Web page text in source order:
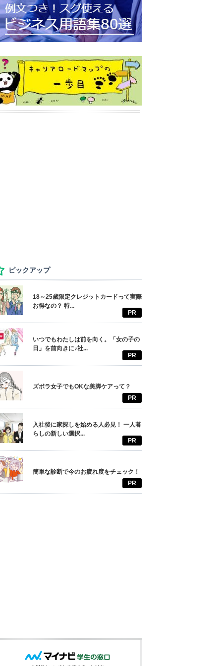
ピックアップ
18～25歳限定クレジットカードって実際
お得なの？ 特...
PR
いつでもわたしは前を向く。「女の子の
日」を前向きに♪社...
PR
ズボラ女子でもOKな美脚ケアって？
PR
入社後に家探しを始める人必見！ 一人暮
らしの新しい選択...
PR
簡単な診断で今のお疲れ度をチェック！
PR